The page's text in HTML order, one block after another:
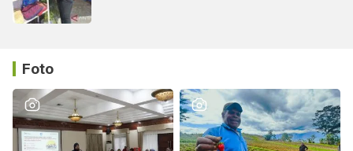
Foto